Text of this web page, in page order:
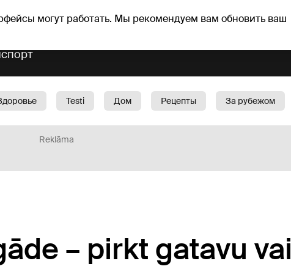
могут работать. Мы рекомендуем вам обновить ваш
Testi Дом Рецепты За рубежом
Reklāma
– pirkt gatavu vai